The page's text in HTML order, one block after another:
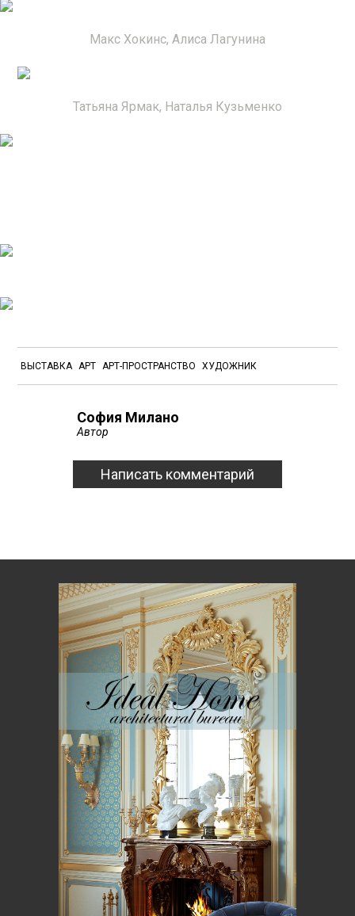
Макс Хокинс, Алиса Лагунина
Татьяна Ярмак, Наталья Кузьменко
ВЫСТАВКА АРТ АРТ-ПРОСТРАНСТВО ХУДОЖНИК
София Милано
Автор
Написать комментарий